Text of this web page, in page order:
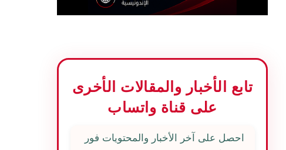
تابع الأخبار والمقالات الأخرى
على قناة واتساب
احصل على آخر الأخبار والمحتويات فور